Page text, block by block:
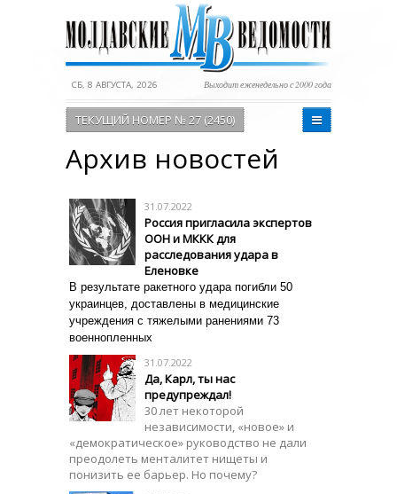
СБ, 8 АВГУСТА, 2026 Выходит еженедельно с 2000 года
ТЕКУЩИЙ НОМЕР № 27 (2450)
Архив новостей
31.07.2022
Россия пригласила экспертов
ООН и МККК для
расследования удара в
Еленовке
В результате ракетного удара погибли 50
украинцев, доставлены в медицинские
учреждения с тяжелыми ранениями 73
военнопленных
31.07.2022
Да, Карл, ты нас
предупреждал!
30 лет некоторой
независимости, «новое» и
«демократическое» руководство не дали
преодолеть менталитет нищеты и
понизить ее барьер. Но почему?